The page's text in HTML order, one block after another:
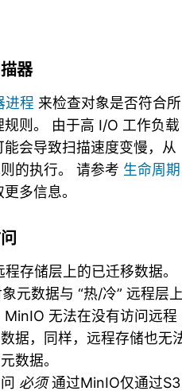
器
进程 来检查对象是否符合所
则。 由于高 I/O 工作负载
会导致扫描速度变慢，从
的执行。 请参考 生命周期
多信息。
存储层上的已迁移数据。
元数据与 “热/冷” 远程层
无法在没有访问远程
据，同样，远程存储也无
数据。
必须通过MinIO仅通过S3